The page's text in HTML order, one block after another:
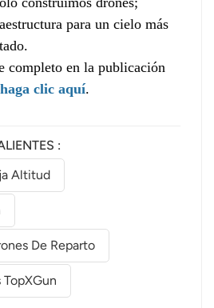
para un cielo más
completo en la publicación
haga clic aquí.
:
Altitud
De Reparto